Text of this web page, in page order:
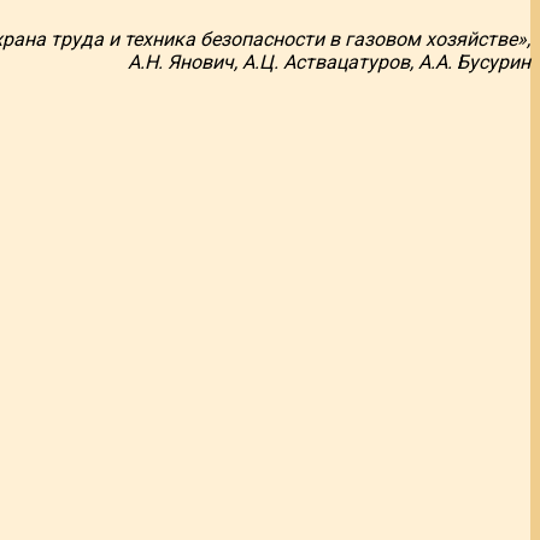
труда и техника безопасности в газовом хозяйстве»,
А.Н. Янович, А.Ц. Аствацатуров, А.А. Бусурин